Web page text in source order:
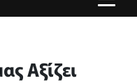
Aξίζει